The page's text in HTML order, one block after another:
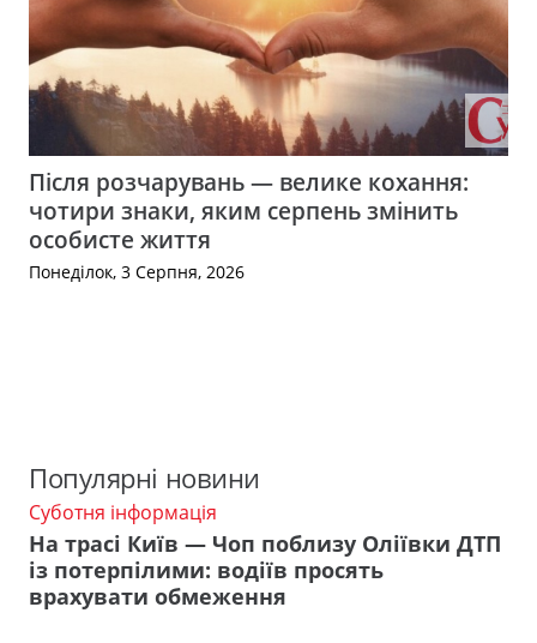
Після розчарувань — велике кохання:
чотири знаки, яким серпень змінить
особисте життя
Понеділок, 3 Серпня, 2026
Популярні новини
Суботня інформація
На трасі Київ — Чоп поблизу Оліївки ДТП
із потерпілими: водіїв просять
врахувати обмеження